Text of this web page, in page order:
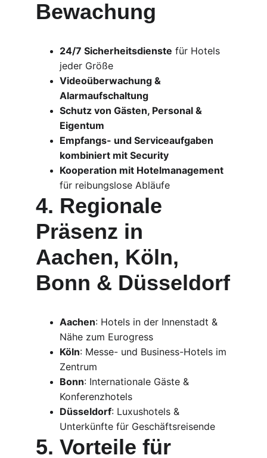
Bewachung
24/7 Sicherheitsdienste für Hotels
jeder Größe
Videoüberwachung &
Alarmaufschaltung
Schutz von Gästen, Personal &
Eigentum
Empfangs- und Serviceaufgaben
kombiniert mit Security
Kooperation mit Hotelmanagement
für reibungslose Abläufe
4. Regionale
Präsenz in
Aachen, Köln,
Bonn & Düsseldorf
Aachen: Hotels in der Innenstadt &
Nähe zum Eurogress
Köln: Messe- und Business-Hotels im
Zentrum
Bonn: Internationale Gäste &
Konferenzhotels
Düsseldorf: Luxushotels &
Unterkünfte für Geschäftsreisende
5. Vorteile für